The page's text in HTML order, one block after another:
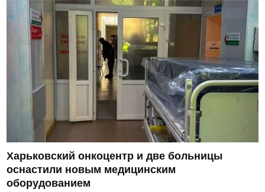
Харьковский онкоцентр и две больницы
оснастили новым медицинским
оборудованием